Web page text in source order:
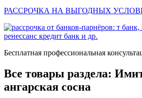
РАССРОЧКА НА ВЫГОДНЫХ
Бесплатная профессиональная
Все товары раздела:
ангарская сосна